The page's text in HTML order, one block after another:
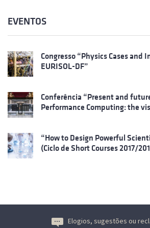
EVENTOS
Congresso “Physics Cases
EURISOL-DF”
Conferência “Present and
Performance Computing: the
“How to Design Powerful
(Ciclo de Short Courses 2017/
Elogios, sugestões ou